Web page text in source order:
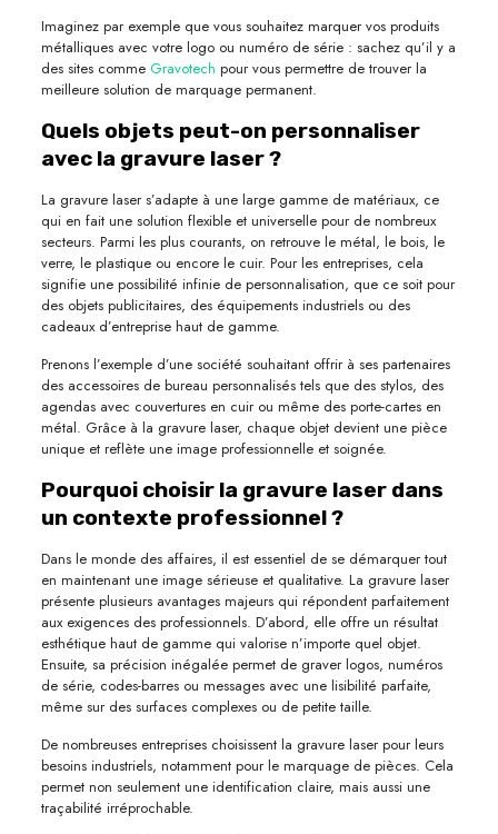
Imaginez par exemple que vous souhaitez marquer vos produits
métalliques avec votre logo ou numéro de série : sachez qu’il y a
des sites comme Gravotech pour vous permettre de trouver la
meilleure solution de marquage permanent.
Quels objets peut-on personnaliser
avec la gravure laser ?
La gravure laser s’adapte à une large gamme de matériaux, ce
qui en fait une solution flexible et universelle pour de nombreux
secteurs. Parmi les plus courants, on retrouve le métal, le bois, le
verre, le plastique ou encore le cuir. Pour les entreprises, cela
signifie une possibilité infinie de personnalisation, que ce soit pour
des objets publicitaires, des équipements industriels ou des
cadeaux d’entreprise haut de gamme.
Prenons l’exemple d’une société souhaitant offrir à ses partenaires
des accessoires de bureau personnalisés tels que des stylos, des
agendas avec couvertures en cuir ou même des porte-cartes en
métal. Grâce à la gravure laser, chaque objet devient une pièce
unique et reflète une image professionnelle et soignée.
Pourquoi choisir la gravure laser dans
un contexte professionnel ?
Dans le monde des affaires, il est essentiel de se démarquer tout
en maintenant une image sérieuse et qualitative. La gravure laser
présente plusieurs avantages majeurs qui répondent parfaitement
aux exigences des professionnels. D’abord, elle offre un résultat
esthétique haut de gamme qui valorise n’importe quel objet.
Ensuite, sa précision inégalée permet de graver logos, numéros
de série, codes-barres ou messages avec une lisibilité parfaite,
même sur des surfaces complexes ou de petite taille.
De nombreuses entreprises choisissent la gravure laser pour leurs
besoins industriels, notamment pour le marquage de pièces. Cela
permet non seulement une identification claire, mais aussi une
traçabilité irréprochable.